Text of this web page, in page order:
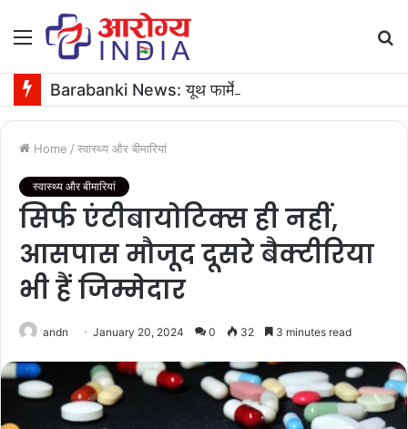
Menu
Home / स्वास्थ्य और बीमारियां
स्वास्थ्य और बीमारियां
सिर्फ एंटीबायोटिक्स ही नहीं,
आसपास मौजूद दूसरे बैक्टीरिया
भी हैं जिम्मेदार
andn January 20, 2024 0 32 3 minutes read